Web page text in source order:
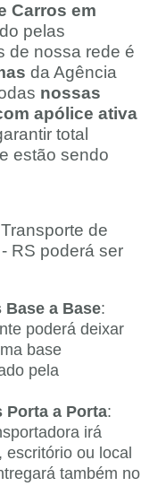
Carros em
pelas
de nossa rede é
da Agência
nossas
apólice ativa
total
estão sendo
de
RS poderá ser
a Base:
poderá deixar
base
pela
Porta a Porta:
irá
ou local
também no